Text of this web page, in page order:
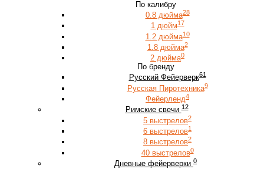
По калибру
0.8 дюйма28
1 дюйм17
1.2 дюйма10
1.8 дюйма2
2 дюйма0
По бренду
Русский Фейерверк61
Русская Пиротехника9
Фейерленд4
Римские свечи 12
5 выстрелов2
6 выстрелов1
8 выстрелов2
40 выстрелов0
Дневные фейерверки 0